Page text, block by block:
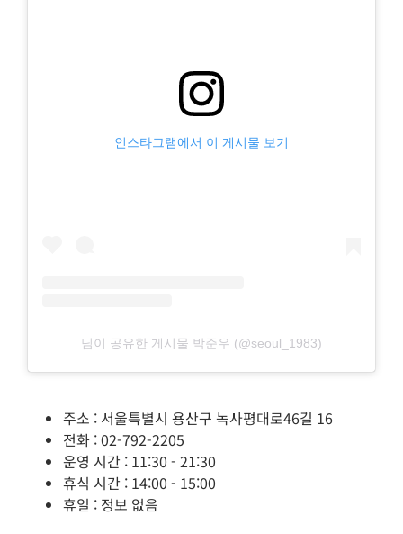
인스타그램에서 이 게시물 보기
님이 공유한 게시물 박준우 (@seoul_1983)
주소 : 서울특별시 용산구 녹사평대로46길 16
전화 : 02-792-2205
운영 시간 : 11:30 - 21:30
휴식 시간 : 14:00 - 15:00
휴일 : 정보 없음